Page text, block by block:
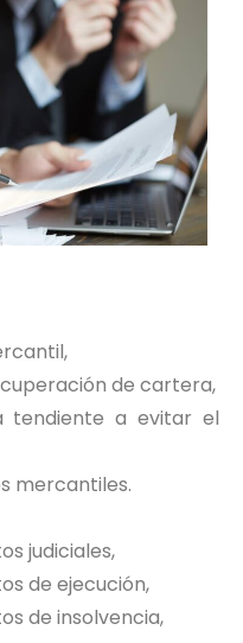
de cartera,
tendiente a evitar el
mercantiles.
judiciales,
de ejecución,
de insolvencia,